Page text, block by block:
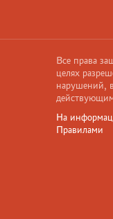
Все права
целях
нарушений,
На
Правилами